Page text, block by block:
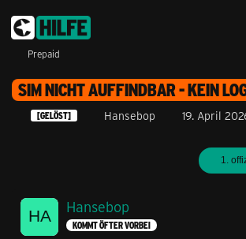
Prepaid
SIM NICHT AUFFINDBAR - KEIN
[GELÖST] Hansebop 19. April
1.
Hansebop
KOMMT ÖFTER VORBEI